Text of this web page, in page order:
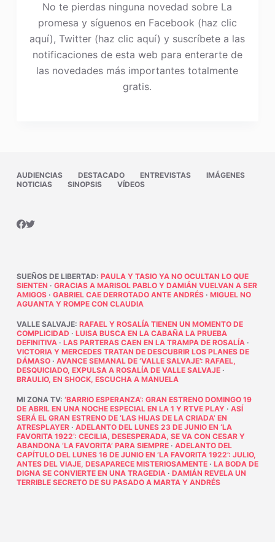
No te pierdas ninguna novedad sobre La
promesa y síguenos en Facebook (haz clic
aquí), Twitter (haz clic aquí) y suscríbete a las
notificaciones de esta web para enterarte de
las novedades más importantes totalmente
gratis.
AUDIENCIAS DESTACADO ENTREVISTAS
IMÁGENES
NOTICIAS
SINOPSIS VÍDEOS
SUEÑOS DE LIBERTAD: PAULA Y TASIO YA NO OCULTAN LO QUE
SIENTEN · GRACIAS A MARISOL PABLO Y DAMIÁN VUELVAN A SER
AMIGOS· GABRIEL CAE DERROTADO ANTE ANDRÉS· MIGUEL NO
AGUANTA Y ROMPE CON CLAUDIA
VALLE SALVAJE: RAFAEL Y ROSALÍA TIENEN UN MOMENTO DE
COMPLICIDAD · LUISA BUSCA EN LA CABAÑA LA PRUEBA
DEFINITIVA· LAS PARTERAS CAEN EN LA TRAMPA DE ROSALÍA·
VICTORIA Y MERCEDES TRATAN DE DESCUBRIR LOS PLANES DE
DÁMASO· AVANCE SEMANAL DE ‘VALLE SALVAJE’: RAFAEL,
DESQUICIADO, EXPULSA A ROSALÍA DE VALLE SALVAJE·
BRAULIO, EN SHOCK, ESCUCHA A MANUELA
MI ZONA TV: ‘BARRIO ESPERANZA’: GRAN ESTRENO DOMINGO 19
DE ABRIL EN UNA NOCHE ESPECIAL EN LA 1 Y RTVE PLAY· ASÍ
SERÁ EL GRAN ESTRENO DE ‘LAS HIJAS DE LA CRIADA’ EN
ATRESPLAYER· ADELANTO DEL LUNES 23 DE JUNIO EN ‘LA
FAVORITA 1922’: CECILIA, DESESPERADA, SE VA CON CESAR Y
ABANDONA ‘LA FAVORITA’ PARA SIEMPRE· ADELANTO DEL
CAPÍTULO DEL LUNES 16 DE JUNIO EN ‘LA FAVORITA 1922’: JULIO,
ANTES DEL VIAJE, DESAPARECE MISTERIOSAMENTE· LA BODA DE
DIGNA SE CONVIERTE EN UNA TRAGEDIA· DAMIÁN REVELA UN
TERRIBLE SECRETO DE SU PASADO A MARTA Y ANDRÉS